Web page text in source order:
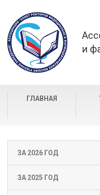
и
ГЛАВНАЯ
ЗА 2026 ГОД
ЗА 2025 ГОД